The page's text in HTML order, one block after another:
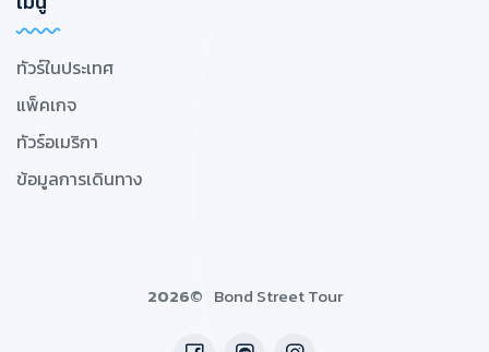
ทัวร์ในประเทศ
แพ็คเกจ
ทัวร์อเมริกา
ข้อมูลการเดินทาง
2026© Bond Street Tour